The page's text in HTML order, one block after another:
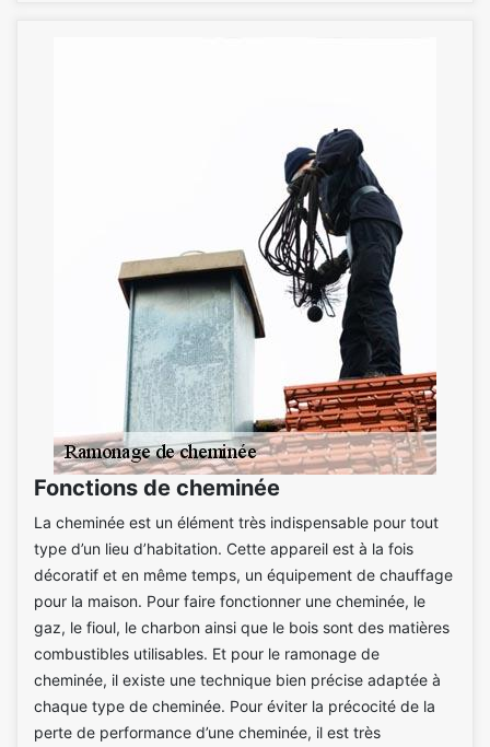
Fonctions de cheminée
La cheminée est un élément très indispensable pour tout
type d’un lieu d’habitation. Cette appareil est à la fois
décoratif et en même temps, un équipement de chauffage
pour la maison. Pour faire fonctionner une cheminée, le
gaz, le fioul, le charbon ainsi que le bois sont des matières
combustibles utilisables. Et pour le ramonage de
cheminée, il existe une technique bien précise adaptée à
chaque type de cheminée. Pour éviter la précocité de la
perte de performance d’une cheminée, il est très